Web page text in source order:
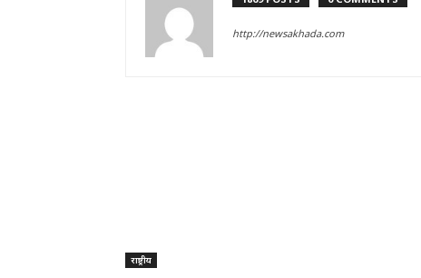
http://newsakhada.com
राष्ट्रीय